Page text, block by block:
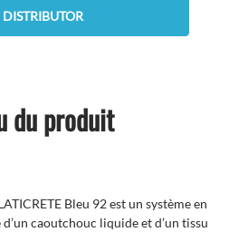
du produit
Bleu 92 est un système en
caoutchouc liquide et d’un tissu